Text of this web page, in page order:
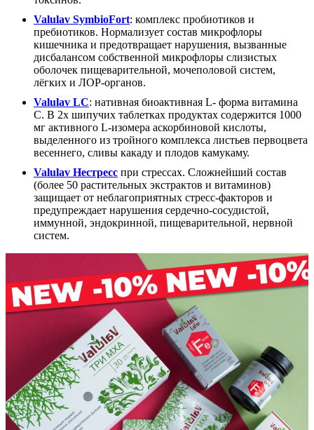
Valulav SymbioFort: комплекс пробиотиков и
пребиотиков. Нормализует состав микрофлоры
кишечника и предотвращает нарушения, вызванные
дисбалансом собственной микрофлоры слизистых
оболочек пищеварительной, мочеполовой систем,
лёгких и ЛОР-органов.
Valulav LC: нативная биоактивная L- форма витамина
С. В 2х шипучих таблетках продуктах содержится 1000
мг активного L-изомера аскорбиновой кислоты,
выделенного из тройного комплекса листьев первоцвета
весеннего, сливы какаду и плодов камукаму.
Valulav Нестресс при стрессах. Сложнейший состав
(более 50 растительных экстрактов и витаминов)
защищает от неблагоприятных стресс-факторов и
предупреждает нарушения сердечно-сосудистой,
иммунной, эндокринной, пищеварительной, нервной
систем.